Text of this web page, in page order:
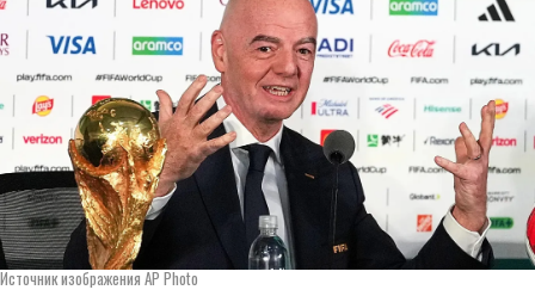
Источник изображения AP Photo